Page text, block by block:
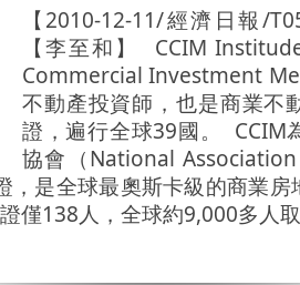
【2010-12-11/經濟日報/
【李至和】 CCIM
Commercial Investment
不動產投資師，也是商業不
證，遍行全球39國。 CCIM
協會（National
，是全球最奧斯卡級的商業
僅138人，全球約9,000多人